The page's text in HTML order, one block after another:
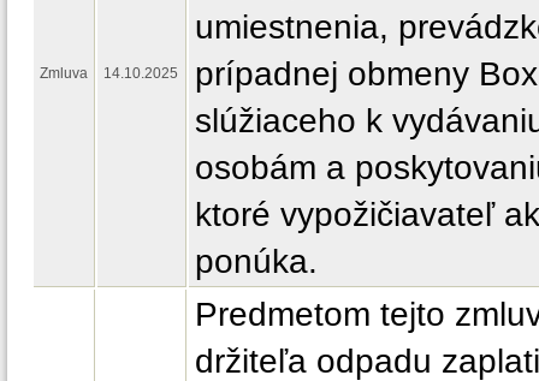
Zmluva 14.10.2025
umiestnenia,
prípadnej obmeny
slúžiaceho k
osobám a
ktoré vypožičiavateľ
ponúka.
Predmetom tejto
držiteľa odpadu